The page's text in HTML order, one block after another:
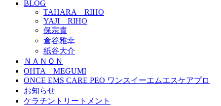
BLOG
TAHARA RIHO
YAJI RIHO
保宗貴
倉谷雅幸
紙谷大介
ＮＡＮＯＮ
OHTA MEGUMI
ONCE EMS CARE PEO ワンスイーエムエスケアプロ
お知らせ
ケラチントリートメント